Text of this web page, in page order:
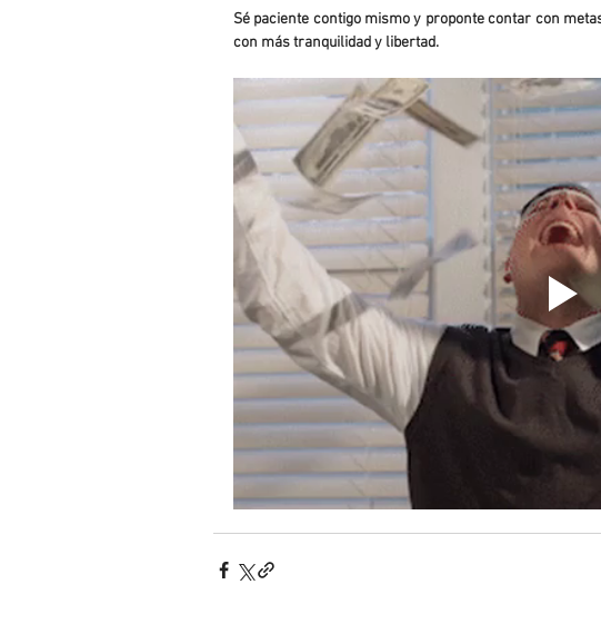
Sé paciente contigo mismo y proponte contar con
con más tranquilidad y libertad.